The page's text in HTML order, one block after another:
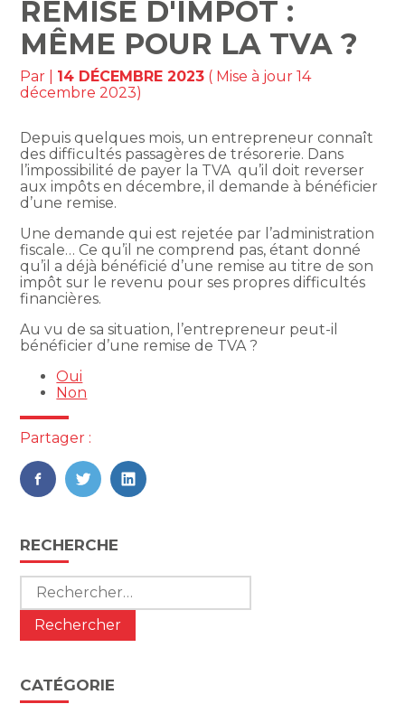
REMISE D'IMPÔT :
MÊME POUR LA TVA ?
Par 14 DÉCEMBRE 2023 ( Mise à jour 14
décembre 2023)
Depuis quelques mois, un entrepreneur connaît
des difficultés passagères de trésorerie. Dans
l’impossibilité de payer la TVA qu’il doit reverser
aux impôts en décembre, il demande à bénéficier
d’une remise.
Une demande qui est rejetée par l’administration
fiscale… Ce qu’il ne comprend pas, étant donné
qu’il a déjà bénéficié d’une remise au titre de son
impôt sur le revenu pour ses propres difficultés
financières.
Au vu de sa situation, l’entrepreneur peut-il
bénéficier d’une remise de TVA ?
Oui
Non
Partager :
FaceBook
TwitterLinkedIn
Blog
sidebar
RECHERCHE
Rechercher :
CATÉGORIE